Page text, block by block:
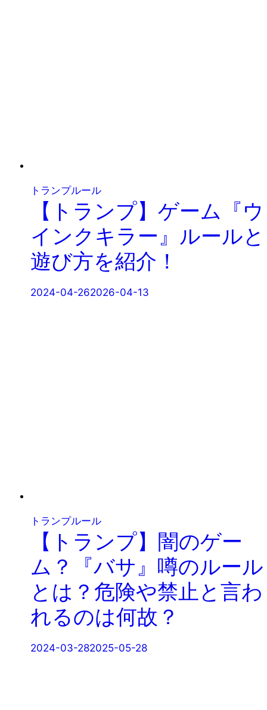
トランプルール
【トランプ】ゲーム『ウ
インクキラー』ルールと
遊び方を紹介！
2024-04-262026-04-13
トランプルール
【トランプ】闇のゲー
ム？『バサ』噂のルール
とは？危険や禁止と言わ
れるのは何故？
2024-03-282025-05-28